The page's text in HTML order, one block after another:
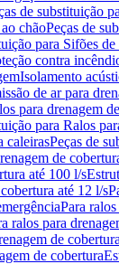
de substituição
chãoPeças de
para Sifões de
contra
Isolamento
de ar para
para drenagem
para Ralos
caleirasPeças de
de
até 100 l/s
até 12 l/s
Para
ralos para
de cobertura
de cobertura